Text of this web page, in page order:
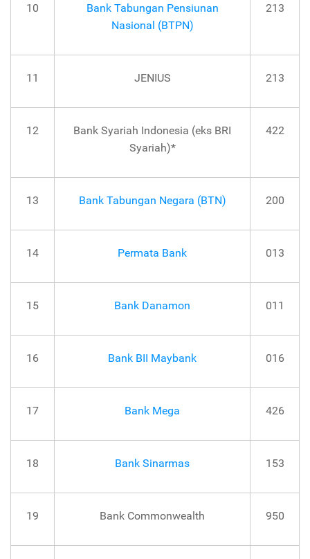
10
Bank Tabungan Pensiunan
Nasional (BTPN)
213
11 JENIUS 213
12
Bank Syariah Indonesia (eks BRI
Syariah)*
422
13 Bank Tabungan Negara (BTN) 200
14 Permata Bank 013
15 Bank Danamon 011
16 Bank BII Maybank 016
17 Bank Mega 426
18 Bank Sinarmas 153
19 Bank Commonwealth 950